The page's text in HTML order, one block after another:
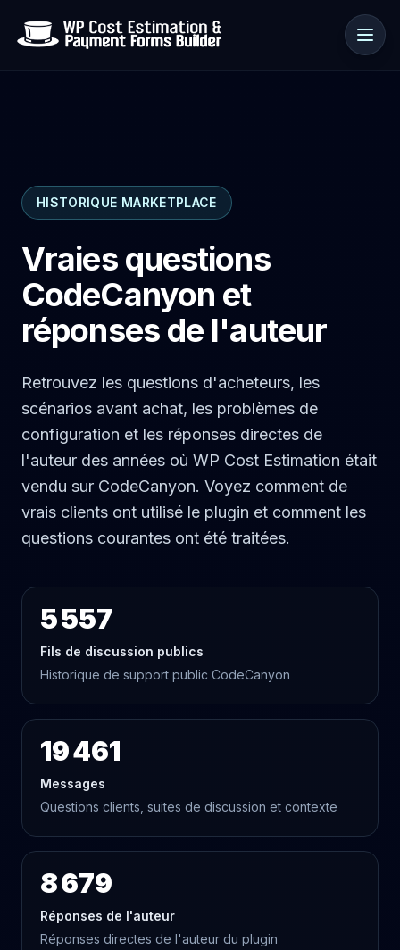
Ressources
🇫🇷
HISTORIQUE MARKETPLACE
Vraies questions
CodeCanyon et
réponses de l'auteur
Retrouvez les questions d'acheteurs, les
scénarios avant achat, les problèmes de
configuration et les réponses directes de
l'auteur des années où WP Cost Estimation était
vendu sur CodeCanyon. Voyez comment de
vrais clients ont utilisé le plugin et comment les
questions courantes ont été traitées.
5 557
Fils de discussion publics
Historique de support public CodeCanyon
19 461
Messages
Questions clients, suites de discussion et contexte
8 679
Réponses de l'auteur
Réponses directes de l'auteur du plugin